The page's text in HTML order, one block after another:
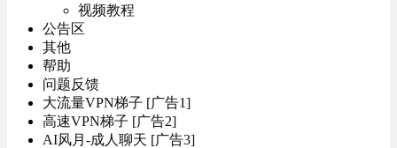
视频教程
公告区
其他
帮助
问题反馈
大流量VPN梯子 [广告1]
高速VPN梯子 [广告2]
AI风月-成人聊天 [广告3]